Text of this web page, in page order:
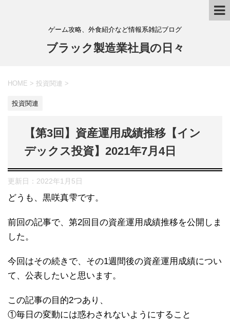
ゲーム攻略、外食紹介など情報系雑記ブログ
ブラック製造業社員の日々
HOME > 投資関連 >
投資関連
【第3回】資産運用成績推移【イン
デックス投資】2021年7月4日
更新日： 2022年1月5日
どうも、黒咲真雫です。
前回の記事で、第2回目の資産運用成績推移を公開しま
した。
今回はその続きで、その1週間後の資産運用成績につい
て、公表したいと思います。
この記事の目的2つあり、
①毎日の変動には惑わされないようにすること